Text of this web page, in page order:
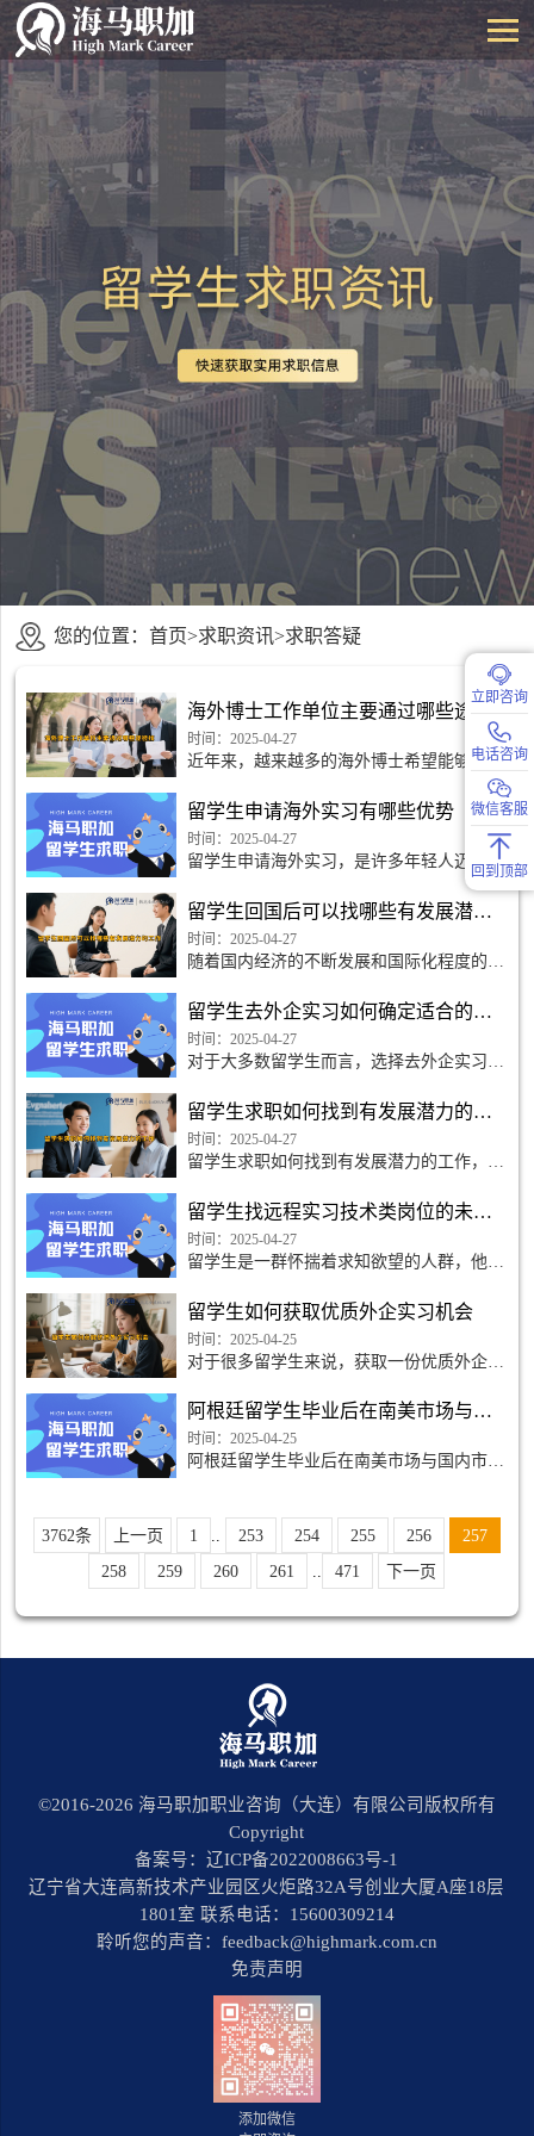
您的位置： 首页>求职资讯>求职答疑
海外博士工作单位主要通过哪些途径找
时间：2025-04-27
近年来，越来越多的海外博士希望能够找到
一个符合自己专业背景和兴趣爱好的工作单
位，实现自身的职业发展目标。那么海外博
士工作单位主要通过哪些途径来寻找呢？
留学生申请海外实习有哪些优势
时间：2025-04-27
留学生申请海外实习，是许多年轻人迈向职
业成功的重要一步。海外实习不仅可以增加
个人的国际视野，拓宽专业领域，更有助于
建立全球化人才的竞争优势。
留学生回国后可以找哪些有发展潜力的工作
时间：2025-04-27
随着国内经济的不断发展和国际化程度的提
展。但是面对繁多的就业岗位，留学生们往
往不知道该选择哪些有发展潜力的工作。留学生去外企实习如何确定适合的就业方向
时间：2025-04-27
对于大多数留学生而言，选择去外企实习是
适合的就业方向则成为他们关注的问题。在
这个竞争激烈且多元化的时代，正确的选择
将决定着未来的
留学生求职如何找到有发展潜力的工作
时间：2025-04-27
留学生求职如何找到有发展潜力的工作，对
道挑战重重的难题。他们不仅要应对语言文
化的差异，还必须在竞争激烈的求职市场中
找到自己的定位，
留学生找远程实习技术类岗位的未来发展前景如何
时间：2025-04-27
留学生是一群怀揣着求知欲望的人群，他们
累专业技能。近年来，随着远程工作方式的
普及，远程实习成为留学生们获得技术类岗
位实习机会
留学生如何获取优质外企实习机会
时间：2025-04-25
对于很多留学生来说，获取一份优质外企实
激烈的就业市场上，拥有国际化视野和跨文
化沟通能力的实习经验，不仅可以为留学生
提供更多就业机会
阿根廷留学生毕业后在南美市场与国内市场的就业差异有多大
时间：2025-04-25
阿根廷留学生毕业后在南美市场与国内市场
还是选择留在留学国发展，都是需要认真思
考的问题。
3762条 上一页 1 .. 253 254 255 256
257
258
259 260 261 .. 471 下一页
©2016-2026 海马职加职业咨询（大连）有限公司版权所有
Copyright
备案号：辽ICP备2022008663号-1
辽宁省大连高新技术产业园区火炬路32A号创业大厦A座18层
1801室 联系电话：15600309214
聆听您的声音：feedback@highmark.com.cn
免责声明
添加微信
立即咨询
电话咨询
微信客服
回到顶部